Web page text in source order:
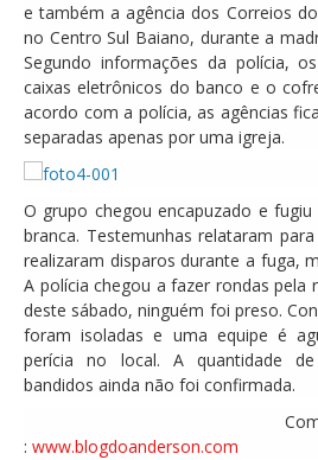
e também a agência dos Correios
no Centro Sul Baiano, durante a
Segundo informações da polícia,
caixas eletrônicos do banco e o
acordo com a polícia, as agências
separadas apenas por uma igreja.
O grupo chegou encapuzado e
branca. Testemunhas relataram
realizaram disparos durante a fuga,
A polícia chegou a fazer rondas pela
deste sábado, ninguém foi preso.
foram isoladas e uma equipe é
perícia no local. A quantidade
bandidos ainda não foi confirmada.
Com
: www.blogdoanderson.com